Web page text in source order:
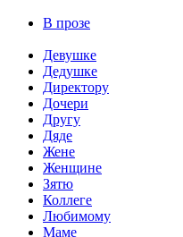
В прозе
Девушке
Дедушке
Директору
Дочери
Другу
Дяде
Жене
Женщине
Зятю
Коллеге
Любимому
Маме